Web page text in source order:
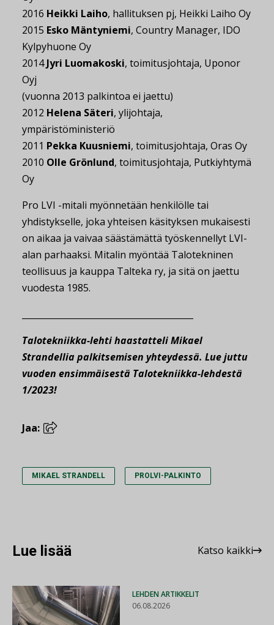
2016 Heikki Laiho, hallituksen pj, Heikki Laiho Oy
2015 Esko Mäntyniemi, Country Manager, IDO
Kylpyhuone Oy
2014Jyri Luomakoski, toimitusjohtaja, Uponor
Oyj
(vuonna 2013 palkintoa ei jaettu)
2012 Helena Säteri, ylijohtaja,
ympäristöministeriö
2011 Pekka Kuusniemi, toimitusjohtaja, Oras Oy
2010 Olle Grönlund, toimitusjohtaja, Putkiyhtymä
Oy
Pro LVI -mitali myönnetään henkilölle tai
yhdistykselle, joka yhteisen käsityksen mukaisesti
on aikaa ja vaivaa säästämättä työskennellyt LVI-
alan parhaaksi. Mitalin myöntää Talotekninen
teollisuus ja kauppa Talteka ry, ja sitä on jaettu
vuodesta 1985.
Talotekniikka-lehti haastatteli Mikael
Strandellia palkitsemisen yhteydessä. Lue juttu
vuoden ensimmäisestä Talotekniikka-lehdestä
1/2023!
Jaa:
MIKAEL STRANDELL PROLVI-PALKINTO
Lue lisää Katso kaikki
LEHDEN ARTIKKELIT
06.08.2026